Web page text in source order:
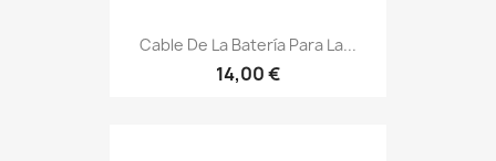
Cable De La Batería Para La...
14,00 €